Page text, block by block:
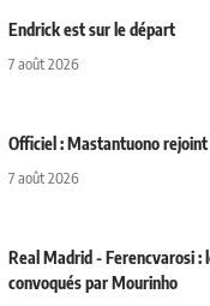
Endrick est sur le départ
7 août 2026
Officiel : Mastantuono
7 août 2026
Real Madrid - Ferencvarosi :
convoqués par Mourinho